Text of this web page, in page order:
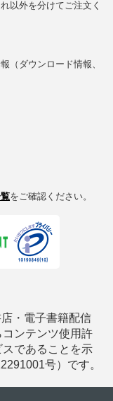
以外を分けてご注文く
（ダウンロード情報、
をご確認ください。
・電子書籍配信
ンテンツ使用許
であることを示
号）です。